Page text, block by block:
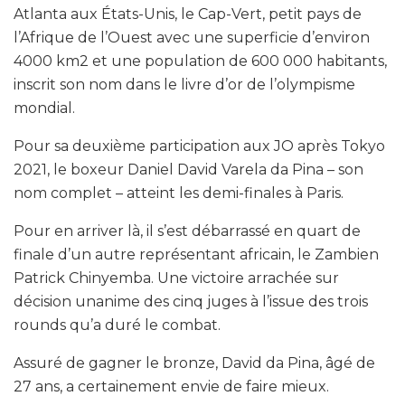
Atlanta aux États-Unis, le Cap-Vert, petit pays de
l’Afrique de l’Ouest avec une superficie d’environ
4000 km2 et une population de 600 000 habitants,
inscrit son nom dans le livre d’or de l’olympisme
mondial.
Pour sa deuxième participation aux JO après Tokyo
2021, le boxeur Daniel David Varela da Pina – son
nom complet – atteint les demi-finales à Paris.
Pour en arriver là, il s’est débarrassé en quart de
finale d’un autre représentant africain, le Zambien
Patrick Chinyemba. Une victoire arrachée sur
décision unanime des cinq juges à l’issue des trois
rounds qu’a duré le combat.
Assuré de gagner le bronze, David da Pina, âgé de
27 ans, a certainement envie de faire mieux.